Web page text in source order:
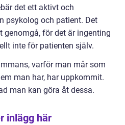
det ett aktivt och
psykolog och patient. Det
för det är ingenting
inte för patienten själv.
varför man mår som
man har, har uppkommit.
man kan göra åt dessa.
inlägg här